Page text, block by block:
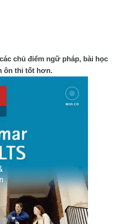
chủ điểm ngữ pháp, bài học
ôn thi tốt hơn.